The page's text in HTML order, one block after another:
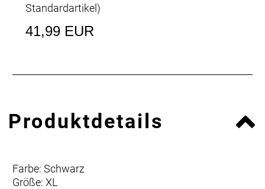
Standardartikel)
41,99 EUR
Produktdetails
Farbe: Schwarz
Größe: XL